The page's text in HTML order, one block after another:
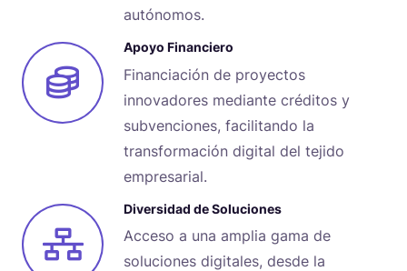
autónomos.
Apoyo Financiero
Financiación de proyectos
innovadores mediante créditos y
subvenciones, facilitando la
transformación digital del tejido
empresarial.
Diversidad de Soluciones
Acceso a una amplia gama de
soluciones digitales, desde la